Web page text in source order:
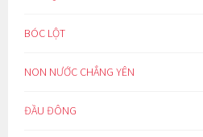
BÓC LỘT
NON NƯỚC CHẲNG YÊN
ĐẦU ĐÔNG